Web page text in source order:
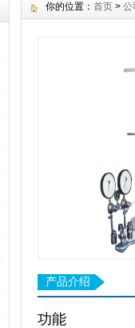
你的位置： 首页 > 公
产品介绍
功能